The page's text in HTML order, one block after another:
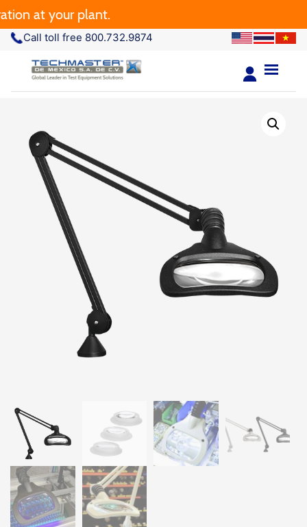
at your plant.
Call toll free 800.732.9874